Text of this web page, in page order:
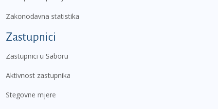
Zakonodavna statistika
Zastupnici
Zastupnici u Saboru
Aktivnost zastupnika
Stegovne mjere